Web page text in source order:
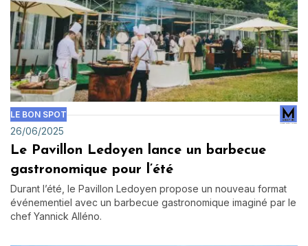
LE BON SPOT
26/06/2025
Le Pavillon Ledoyen lance un barbecue
gastronomique pour l’été
Durant l’été, le Pavillon Ledoyen propose un nouveau format
événementiel avec un barbecue gastronomique imaginé par le
chef Yannick Alléno.